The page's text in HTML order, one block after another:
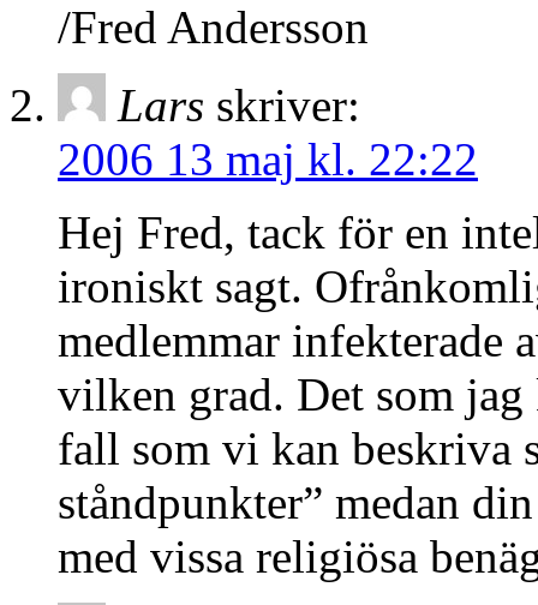
/Fred Andersson
Lars skriver:
2006 13 maj kl. 22:22
Hej Fred, tack för en
ironiskt sagt.
medlemmar infekterade
vilken grad. Det som jag
fall som vi kan beskriva
ståndpunkter” medan
med vissa religiösa